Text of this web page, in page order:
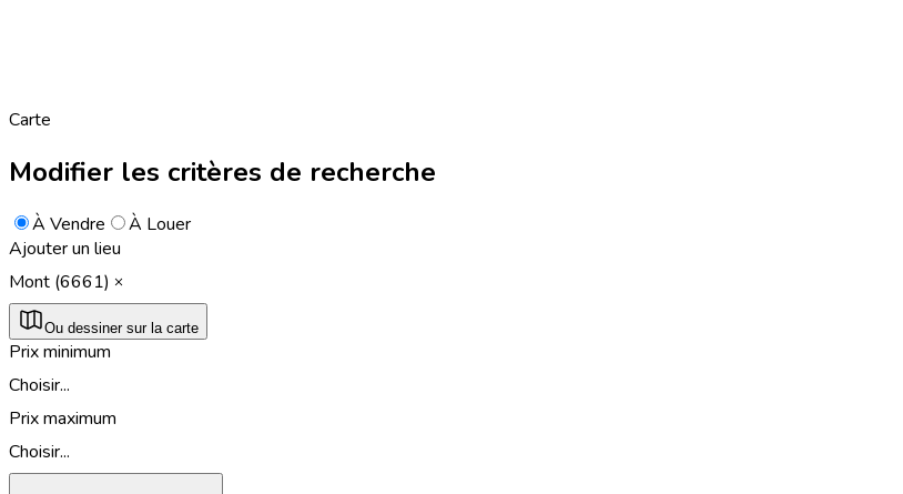
Carte
Modifier les critères de recherche
À Vendre
À Louer
Ajouter un lieu
Mont (6661)
Ou dessiner sur la carte
Prix minimum
Choisir...
Prix maximum
Choisir...